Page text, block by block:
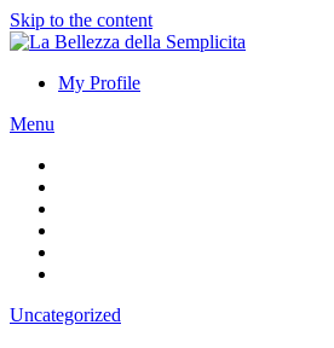
Skip to the content
My Profile
Menu
Uncategorized